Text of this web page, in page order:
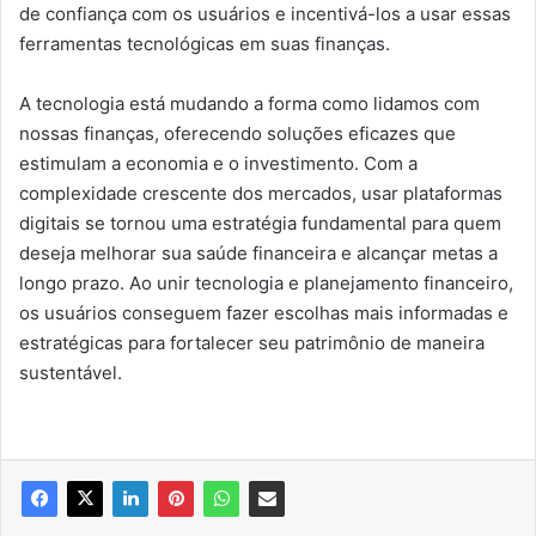
de confiança com os usuários e incentivá-los a usar essas
ferramentas tecnológicas em suas finanças.
A tecnologia está mudando a forma como lidamos com
nossas finanças, oferecendo soluções eficazes que
estimulam a economia e o investimento. Com a
complexidade crescente dos mercados, usar plataformas
digitais se tornou uma estratégia fundamental para quem
deseja melhorar sua saúde financeira e alcançar metas a
longo prazo. Ao unir tecnologia e planejamento financeiro,
os usuários conseguem fazer escolhas mais informadas e
estratégicas para fortalecer seu patrimônio de maneira
sustentável.